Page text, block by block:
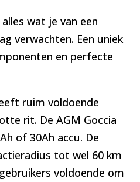
wat je van een
verwachten. Een uniek
en perfecte
ruim voldoende
rit. De AGM Goccia
of 30Ah accu. De
tot wel 60 km
voldoende om